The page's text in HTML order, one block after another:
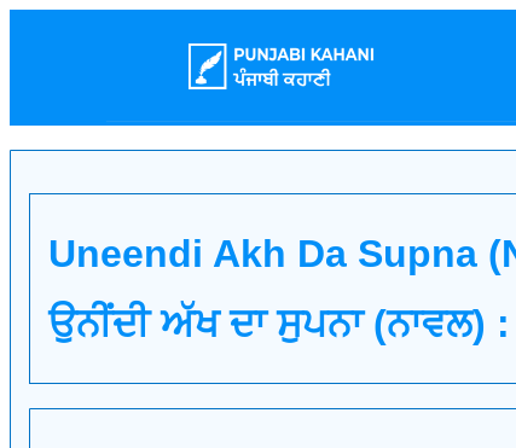
Uneendi Akh Da Supna
ਉਨੀਂਦੀ ਅੱਖ ਦਾ ਸੁਪਨਾ (ਨਾਵਲ)